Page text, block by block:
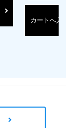
カートへ入れる